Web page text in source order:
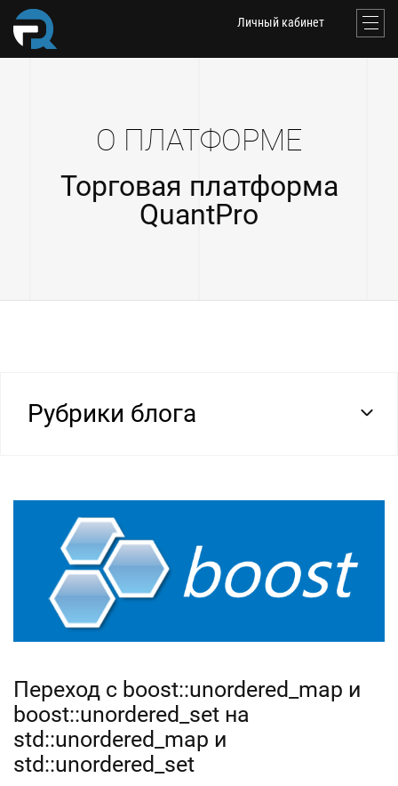
Личный кабинет
О ПЛАТФОРМЕ
Торговая платформа
QuantPro
Рубрики блога
Переход с boost::unordered_map и
boost::unordered_set на
std::unordered_map и
std::unordered_set